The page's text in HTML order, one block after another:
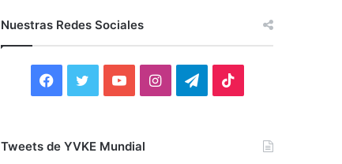
Nuestras Redes Sociales
F
c
i
Y
u
I
T
Tweets de YVKE Mundial